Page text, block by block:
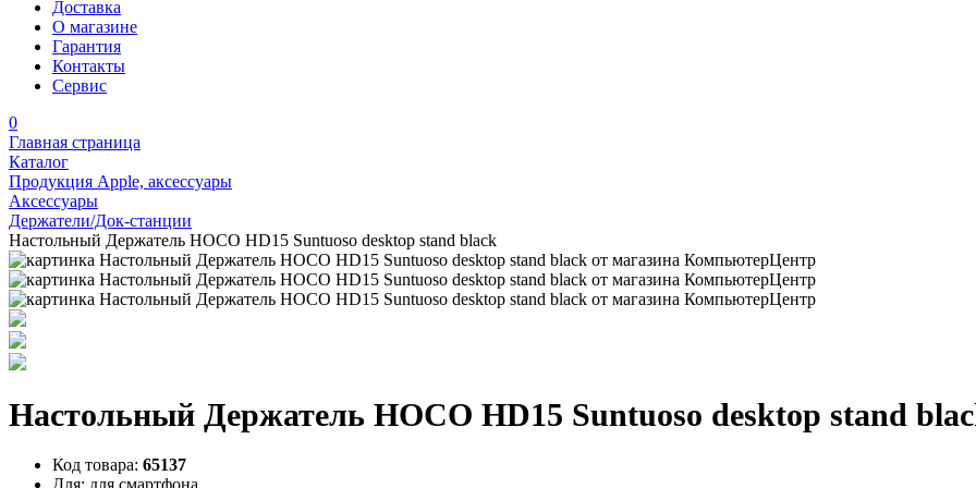
Доставка
О магазине
Гарантия
Контакты
Сервис
0
Главная страница
Каталог
Продукция Apple, аксессуары
Аксессуары
Держатели/Док-станции
Настольный Держатель HOCO HD15 Suntuoso desktop stand black
Настольный Держатель HOCO HD15 Suntuoso desktop stand
Код товара: 65137